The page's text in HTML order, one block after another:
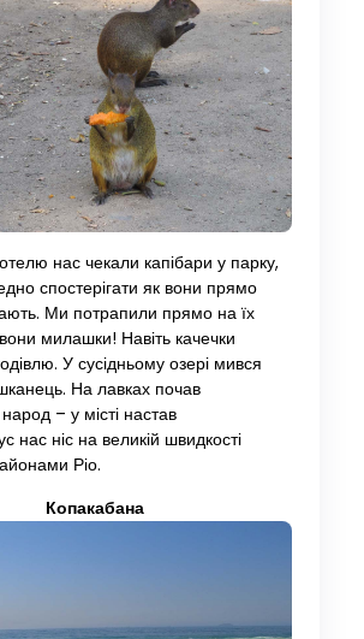
нас чекали капібари у парку,
спостерігати як вони прямо
Ми потрапили прямо на їх
вони милашки! Навіть качечки
У сусідньому озері мився
На лавках почав
– у місті настав
нас ніс на великій швидкості
Ріо.
Копакабана